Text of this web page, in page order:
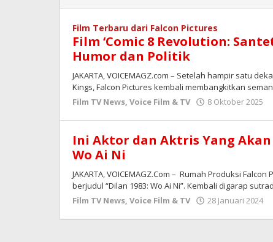
Film Terbaru dari Falcon Pictures
Film ‘Comic 8 Revolution:
Humor dan Politik
JAKARTA, VOICEMAGZ.com – Setelah hampir satu
Kings, Falcon Pictures kembali membangkitkan
Film TV News, Voice Film & TV 8 Oktober 2025
Ini Aktor dan Aktris Yang
Wo Ai Ni
JAKARTA, VOICEMAGZ.Com – Rumah Produksi
berjudul “Dilan 1983: Wo Ai Ni”. Kembali digarap
Film TV News, Voice Film & TV 28 Januari 2024